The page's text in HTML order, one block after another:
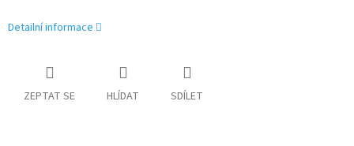
Detailní informace
ZEPTAT SE HLÍDAT SDÍLET